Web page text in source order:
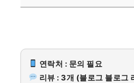
연락처 : 문의 필요
리뷰 : 3개 (블로그 블로그